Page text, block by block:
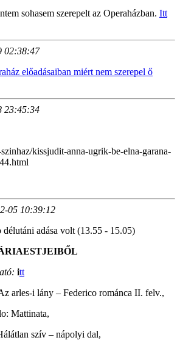
sohasem szerepelt az Operaházban. Itt
02:38:47
előadásaiban miért nem szerepel ő
23:45:34
kissjudit-anna-ugrik-be-elna-garana-
05 10:39:12
adása volt (13.55 - 15.05)
itt
arles-i lány – Federico románca II. felv.,
Mattinata,
szív – nápolyi dal,